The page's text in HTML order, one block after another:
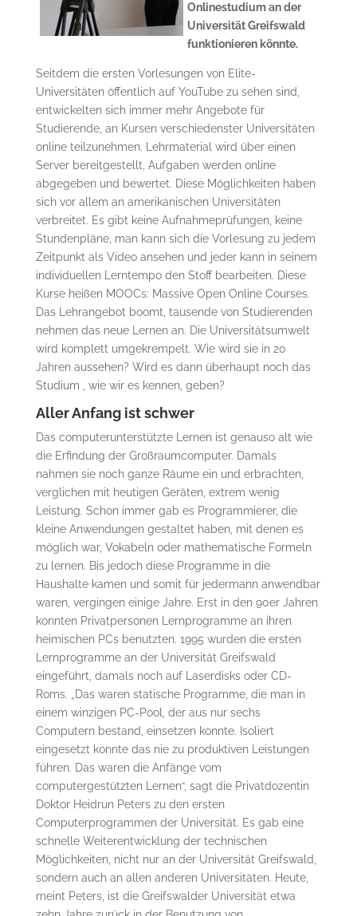
Onlinestudium an der
Universität Greifswald
funktionieren könnte.
Seitdem die ersten Vorlesungen von Elite-
Universitäten öffentlich auf YouTube zu sehen sind,
entwickelten sich immer mehr Angebote für
Studierende, an Kursen verschiedenster Universitäten
online teilzunehmen. Lehrmaterial wird über einen
Server bereitgestellt, Aufgaben werden online
abgegeben und bewertet. Diese Möglichkeiten haben
sich vor allem an amerikanischen Universitäten
verbreitet. Es gibt keine Aufnahmeprüfungen, keine
Stundenpläne, man kann sich die Vorlesung zu jedem
Zeitpunkt als Video ansehen und jeder kann in seinem
individuellen Lerntempo den Stoff bearbeiten. Diese
Kurse heißen MOOCs: Massive Open Online Courses.
Das Lehrangebot boomt, tausende von Studierenden
nehmen das neue Lernen an. Die Universitätsumwelt
wird komplett umgekrempelt. Wie wird sie in 20
Jahren aussehen? Wird es dann überhaupt noch das
Studium , wie wir es kennen, geben?
Aller Anfang ist schwer
Das computerunterstützte Lernen ist genauso alt wie
die Erfindung der Großraumcomputer. Damals
nahmen sie noch ganze Räume ein und erbrachten,
verglichen mit heutigen Geräten, extrem wenig
Leistung. Schon immer gab es Programmierer, die
kleine Anwendungen gestaltet haben, mit denen es
möglich war, Vokabeln oder mathematische Formeln
zu lernen. Bis jedoch diese Programme in die
Haushalte kamen und somit für jedermann anwendbar
waren, vergingen einige Jahre. Erst in den 90er Jahren
konnten Privatpersonen Lernprogramme an ihren
heimischen PCs benutzten. 1995 wurden die ersten
Lernprogramme an der Universität Greifswald
eingeführt, damals noch auf Laserdisks oder CD-
Roms. „Das waren statische Programme, die man in
einem winzigen PC-Pool, der aus nur sechs
Computern bestand, einsetzen konnte. Isoliert
eingesetzt konnte das nie zu produktiven Leistungen
führen. Das waren die Anfänge vom
computergestützten Lernen“, sagt die Privatdozentin
Doktor Heidrun Peters zu den ersten
Computerprogrammen der Universität. Es gab eine
schnelle Weiterentwicklung der technischen
Möglichkeiten, nicht nur an der Universität Greifswald,
sondern auch an allen anderen Universitäten. Heute,
meint Peters, ist die Greifswalder Universität etwa